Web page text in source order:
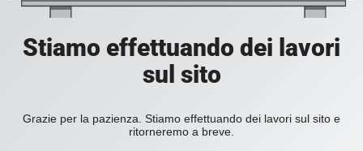
Stiamo effettuando dei lavori
sul sito
Grazie per la pazienza. Stiamo effettuando dei lavori sul sito e
ritorneremo a breve.